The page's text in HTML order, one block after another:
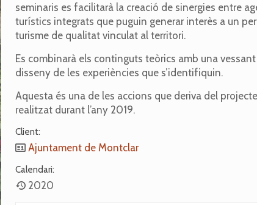
seminaris es facilitarà la creació de sinergies entre
turístics integrats que puguin generar interès a un
turisme de qualitat vinculat al territori.
Es combinarà els continguts teòrics amb una
disseny de les experiències que s’identifiquin.
Aquesta és una de les accions que deriva del projecte
realitzat durant l’any 2019.
Client:
Ajuntament de Montclar
Calendari:
2020